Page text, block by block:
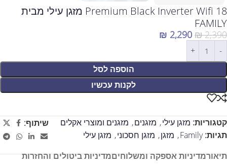
Premium Black Inverter Wifi 18 מזגן עילי מבית
FAMILY
₪2,390
₪ 2,290
הוספה לסל
לקנות עכשיו
קטגוריות: מזגן עילי, מזגנים, מזגנים ומוצרי אקלים
תגיות: Family
, מזגן, מזגן חסכוני, מזגן עילי
שיתוף:
תיאורמדיניות אספקה ומשלוחיםמדיניות ביטולים והחזרות